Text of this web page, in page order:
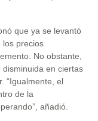
que ya se levantó
los precios
No obstante,
en ciertas
“Igualmente, el
de la
añadió.